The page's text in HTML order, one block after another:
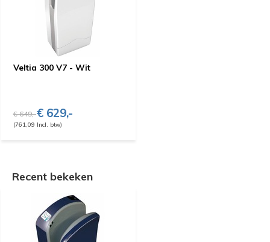
Veltia 300 V7 - Wit
€ 649,-€ 629,-
(761,09 Incl. btw)
Recent bekeken